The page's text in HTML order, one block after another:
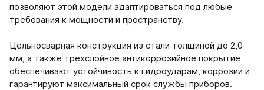
позволяют этой модели адаптироваться под любые
требования к мощности и пространству.
Цельносварная конструкция из стали толщиной до 2,0
мм, а также трехслойное антикоррозийное покрытие
обеспечивают устойчивость к гидроударам, коррозии и
гарантируют максимальный срок службы приборов.